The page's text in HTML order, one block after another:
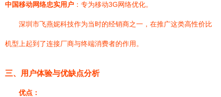
中国移动网络忠实用户 ：专为移动3G网络优化。
深圳市飞燕妮科技作为当时的经销商之一，在推广这类高性价比
机型上起到了连接厂商与终端消费者的作用。
三、用户体验与优缺点分析
优点：